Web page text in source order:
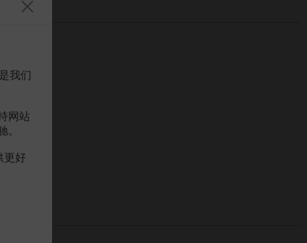
我们
网站
。
更好